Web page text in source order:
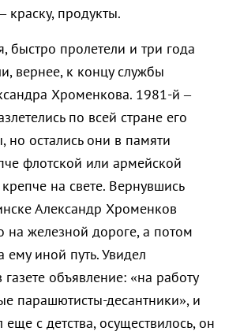
краску, продукты.
быстро пролетели и три года
вернее, к концу службы
Хроменкова. 1981-й –
по всей стране его
но остались они в памяти
флотской или армейской
на свете. Вернувшись
Александр Хроменков
на железной дороге, а потом
иной путь. Увидел
объявление: «на работу
парашютисты-десантники», и
с детства, осуществилось, он